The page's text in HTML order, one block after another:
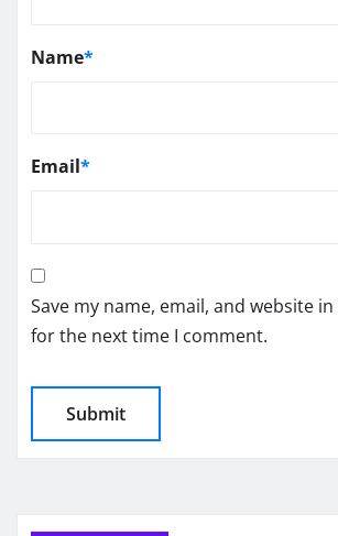
Name*
Email*
Save my name, email, and website
for the next time I comment.